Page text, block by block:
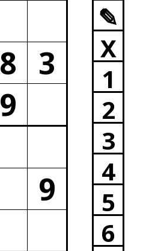
8 3
9
9
✎
X
1
2
3
4
5
6